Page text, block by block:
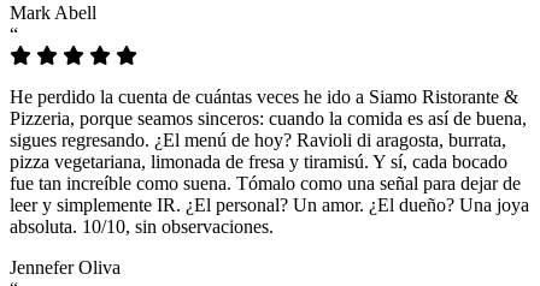
Mark Abell
“
He perdido la cuenta de cuántas veces he ido a Siamo Ristorante &
Pizzeria, porque seamos sinceros: cuando la comida es así de buena,
sigues regresando. ¿El menú de hoy? Ravioli di aragosta, burrata,
pizza vegetariana, limonada de fresa y tiramisú. Y sí, cada bocado
fue tan increíble como suena. Tómalo como una señal para dejar de
leer y simplemente IR. ¿El personal? Un amor. ¿El dueño? Una joya
absoluta. 10/10, sin observaciones.
Jennefer Oliva